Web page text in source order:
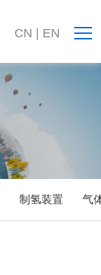
CN | EN
制氢装置 气